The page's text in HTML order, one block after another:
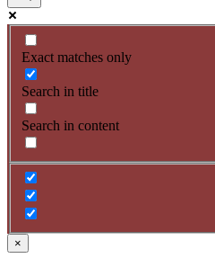
Exact matches only
Search in title
Search in content
×